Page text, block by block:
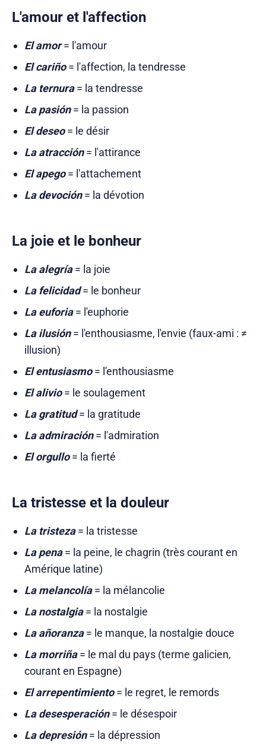
L'amour et l'affection
El amor= l'amour
El cariño= l'affection, la tendresse
La ternura= la tendresse
La pasión= la passion
El deseo= le désir
La atracción= l'attirance
El apego= l'attachement
La devoción= la dévotion
La joie et le bonheur
La alegría= la joie
La felicidad= le bonheur
La euforia= l'euphorie
La ilusión= l'enthousiasme, l'envie (faux-ami : ≠
illusion)
El entusiasmo= l'enthousiasme
El alivio= le soulagement
La gratitud= la gratitude
La admiración= l'admiration
El orgullo= la fierté
La tristesse et la douleur
La tristeza= la tristesse
La pena= la peine, le chagrin (très courant en
Amérique latine)
La melancolía= la mélancolie
La nostalgia= la nostalgie
La añoranza= le manque, la nostalgie douce
La morriña= le mal du pays (terme galicien,
courant en Espagne)
El arrepentimiento= le regret, le remords
La desesperación= le désespoir
La depresión= la dépression